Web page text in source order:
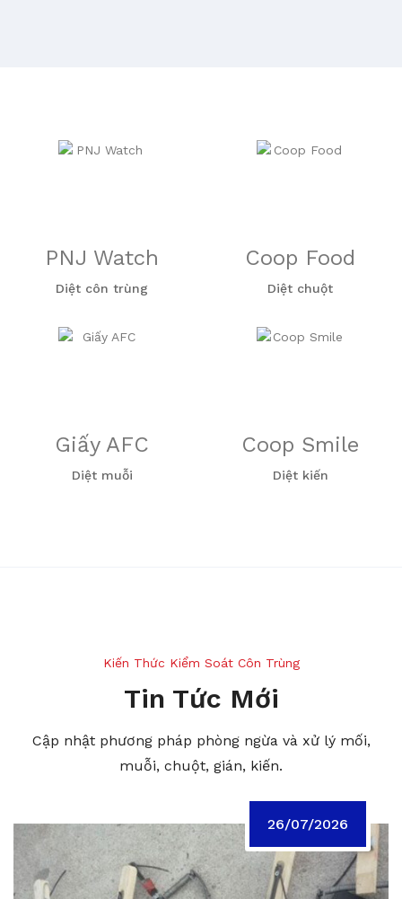
PNJ Watch
Diệt côn trùng
Coop Food
Diệt chuột
Giấy AFC
Diệt muỗi
Coop Smile
Diệt kiến
Kiến Thức Kiểm Soát Côn Trùng
Tin Tức Mới
Cập nhật phương pháp phòng ngừa và xử lý mối,
muỗi, chuột, gián, kiến.
26/07/2026